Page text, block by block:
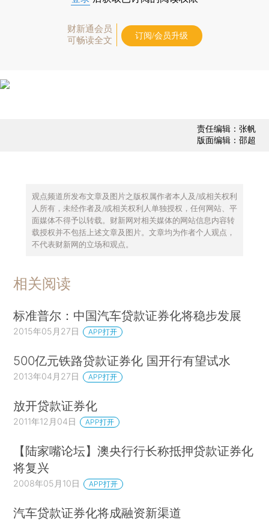
财新通会员
可畅读全文
订阅/会员升级
责任编辑：张帆
版面编辑：邵超
观点频道所发布文章及图片之版权属作者本人及/或相关权利
人所有，未经作者及/或相关权利人单独授权，任何网站、平
面媒体不得予以转载。财新网对相关媒体的网站信息内容转
载授权并不包括上述文章及图片。文章均为作者个人观点，
不代表财新网的立场和观点。
相关阅读
标准普尔：中国汽车贷款证券化将稳步发展
2015年05月27日 APP打开
500亿元铁路贷款证券化 国开行有望试水
2013年04月27日 APP打开
放开贷款证券化
2011年12月04日 APP打开
【陆家嘴论坛】澳央行行长称抵押贷款证券化
将复兴
2008年05月10日 APP打开
汽车贷款证券化将成融资新渠道